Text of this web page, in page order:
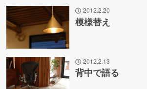
2012.2.20
模様替え
2012.2.13
背中で語る